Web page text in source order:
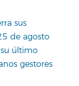
sus
de agosto
su último
gestores